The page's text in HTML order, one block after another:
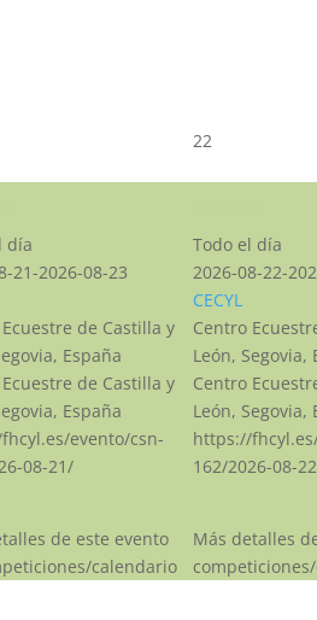
día
21-2026-08-23
de Castilla y
España
de Castilla y
España
evento/csn-
08-21/
de este evento
calendario
22
Todo el día
2026-08-22-
CECYL
Centro
León, Segovia,
Centro
León, Segovia,
https://
162/2026-08-
Más detalles